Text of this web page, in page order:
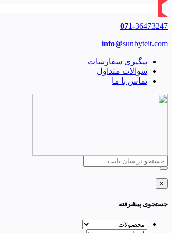
071-36473247
info@sunbyteit.com
پیگیری سفارشات
سوالات متداول
تماس با ما
×
جستجوی پیشرفته